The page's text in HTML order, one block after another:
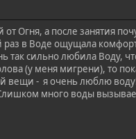
Огня, а после занятия
в Воде ощущала
так сильно любила Воду,
(у меня мигрени), то
вещи - я очень люблю
много воды